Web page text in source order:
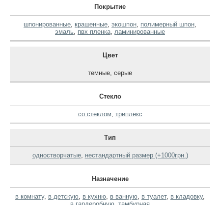
Покрытие
шпонированные, крашенные, экошпон, полимерный шпон,
эмаль, пвх пленка, ламинированные
Цвет
темные, серые
Стекло
со стеклом, триплекс
Тип
одностворчатые, нестандартный размер (+1000грн.)
Назначение
в комнату, в детскую, в кухню, в ванную, в туалет, в кладовку,